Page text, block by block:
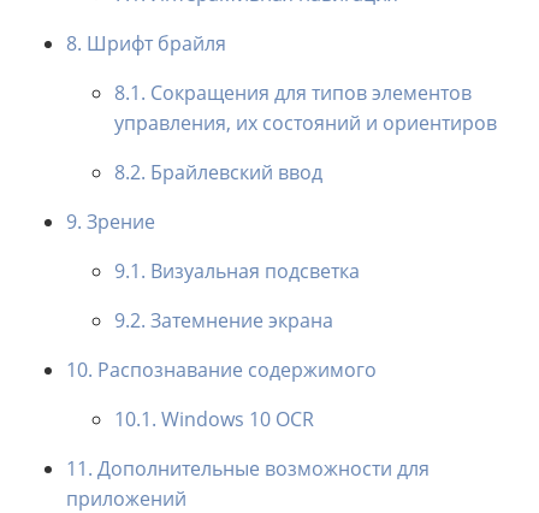
8. Шрифт брайля
8.1. Сокращения для типов элементов
управления, их состояний и ориентиров
8.2. Брайлевский ввод
9. Зрение
9.1. Визуальная подсветка
9.2. Затемнение экрана
10. Распознавание содержимого
10.1. Windows 10 OCR
11. Дополнительные возможности для
приложений